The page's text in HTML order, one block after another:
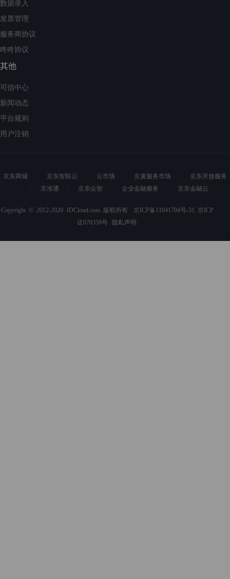
数据录入
发票管理
服务商协议
咚咚协议
其他
可信中心
新闻动态
平台规则
用户注销
京东商城 京东智联云 云市场 京麦服务市场
京东开放服务
京准通
京东众智 企业金融服务 京东金融云
Copyright © 2012-2020 JDCloud.com 版权所有 京ICP备11041704号-31 京ICP
证070359号
隐私声明